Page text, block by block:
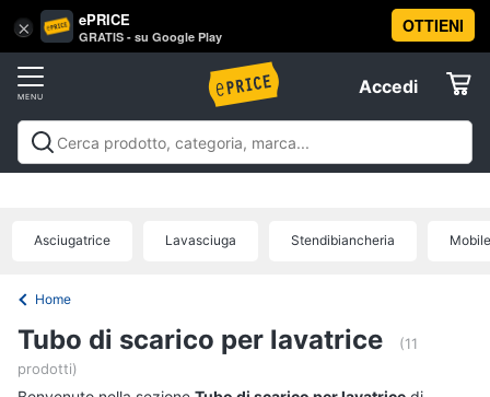
× ePRICE
GRATIS - su Google Play
OTTIENI
Accedi
Accedi
Registrati
Offerte
Tv
Vai
al
Asciugatrice Lavasciuga Stendibiancheria
Home
Tubo di scarico per lavatrice
(11
prodotti)